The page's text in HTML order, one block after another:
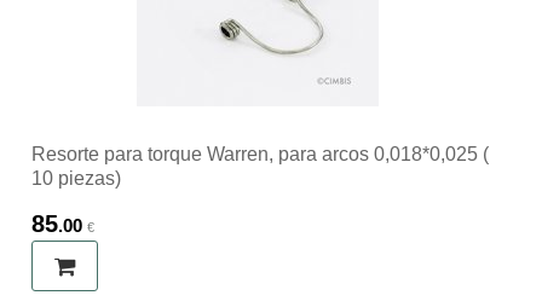
Resorte para torque Warren, para arcos 0,018*0,025 (
10 piezas)
85.00 €